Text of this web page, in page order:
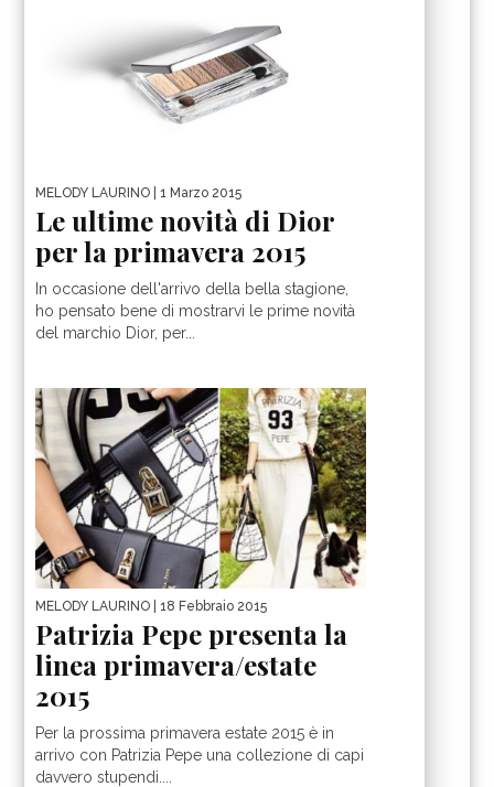
MELODY LAURINO | 1 Marzo 2015
Le ultime novità di Dior
per la primavera 2015
In occasione dell'arrivo della bella stagione,
ho pensato bene di mostrarvi le prime novità
del marchio Dior, per...
MELODY LAURINO | 18 Febbraio 2015
Patrizia Pepe presenta la
linea primavera/estate
2015
Per la prossima primavera estate 2015 è in
arrivo con Patrizia Pepe una collezione di capi
davvero stupendi....